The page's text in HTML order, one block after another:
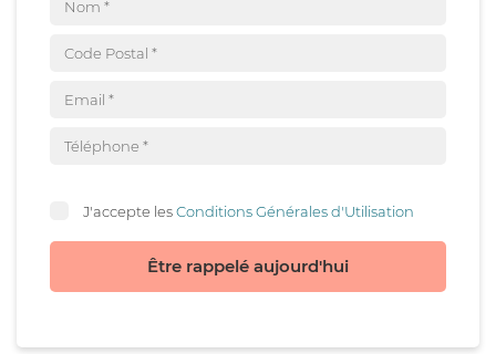
J'accepte lesConditions Générales d'Utilisation
Être rappelé aujourd'hui